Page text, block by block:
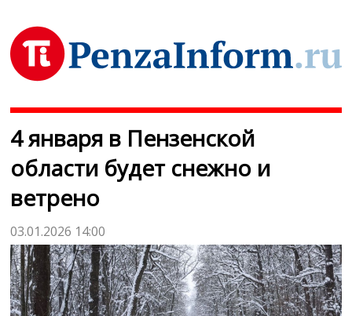
4 января в Пензенской
области будет снежно и
ветрено
03.01.2026 14:00